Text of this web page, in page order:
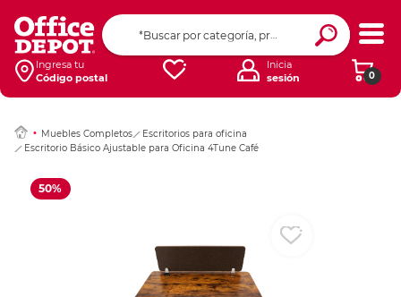
Ingresa tu
Código postal
0
Inicia
sesión
Muebles Completos
Escritorios para oficina
Escritorio Básico Ajustable para Oficina 4Tune Café
50%
Ingresar Codigo